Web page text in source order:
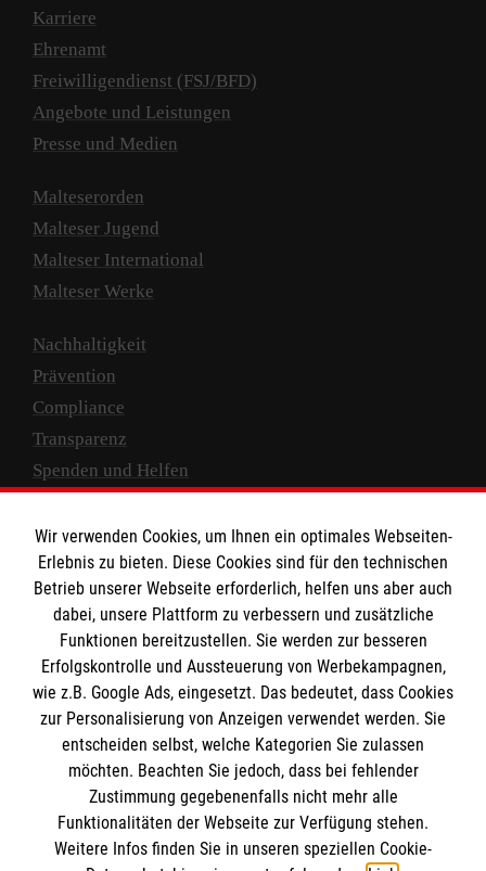
Karriere
Ehrenamt
Freiwilligendienst (FSJ/BFD)
Angebote und Leistungen
Presse und Medien
Malteserorden
Malteser Jugend
Malteser International
Malteser Werke
Nachhaltigkeit
Prävention
Compliance
Transparenz
Spenden und Helfen
Empfänger: Malteser Hilfsdienst e.V.
IBAN: DE10 3706 0120 1201 2000 12
BIC: GENODED 1PA7
Newsletter abonnieren
Wir verwenden Cookies, um Ihnen ein optimales Webseiten-
Erlebnis zu bieten. Diese Cookies sind für den technischen
Betrieb unserer Webseite erforderlich, helfen uns aber auch
dabei, unsere Plattform zu verbessern und zusätzliche
Funktionen bereitzustellen. Sie werden zur besseren
Erfolgskontrolle und Aussteuerung von Werbekampagnen,
wie z.B. Google Ads, eingesetzt. Das bedeutet, dass Cookies
zur Personalisierung von Anzeigen verwendet werden. Sie
entscheiden selbst, welche Kategorien Sie zulassen
möchten. Beachten Sie jedoch, dass bei fehlender
Zustimmung gegebenenfalls nicht mehr alle
Funktionalitäten der Webseite zur Verfügung stehen.
Weitere Infos finden Sie in unseren speziellen Cookie-